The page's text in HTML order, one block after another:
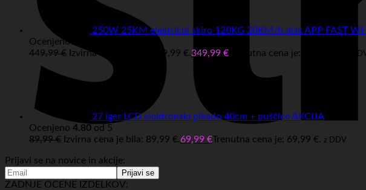
250W 25KM električni skiro 120KG 20KM/h disk APP FAST
Ocenjeno
449,99€ Izvirna cena je bila: 449,99 €.349,99 € Trenutna cena je: 349,99 €. z
27 iger LCD elektronski pikado 40cm + puščice AKCIJA
Ocenjeno 4.80 od 5
89,99€ Izvirna cena je bila: 89,99 €.69,99 €Trenutna cena je: 69,99 €. z DDV
Prijavi se na novice in akcije:
ZADNJE OCENE IZDELKOV: